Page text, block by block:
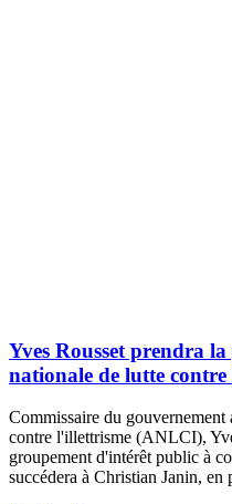
Yves Rousset prendra
nationale de lutte
Commissaire du
contre l'illettrisme (ANLCI),
groupement d'intérêt public à
succédera à Christian Janin,